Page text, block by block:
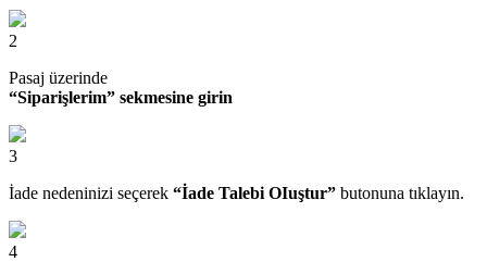
2
Pasaj üzerinde
“Siparişlerim” sekmesine girin
3
İade nedeninizi seçerek “İade Talebi OIuştur” butonuna tıklayın.
4